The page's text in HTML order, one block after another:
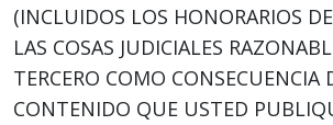
(INCLUIDOS LOS HONORARIOS
LAS COSAS JUDICIALES
TERCERO COMO CONSECUENCIA
CONTENIDO QUE USTED